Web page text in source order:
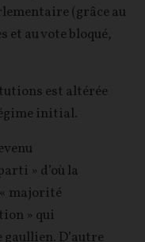
(grâce au
et au vote bloqué,
est altérée
initial.
» d’où la
majorité
» qui
D’autre